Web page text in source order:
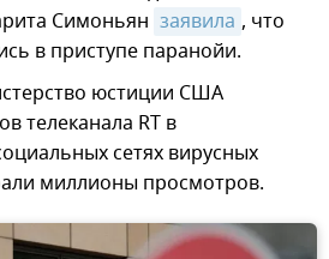
Симоньян заявила , что
в приступе паранойи.
юстиции США
телеканала RT в
сетях вирусных
миллионы просмотров.